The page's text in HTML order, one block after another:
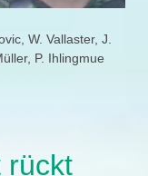
W. Vallaster, J.
P. Ihlingmue
rückt